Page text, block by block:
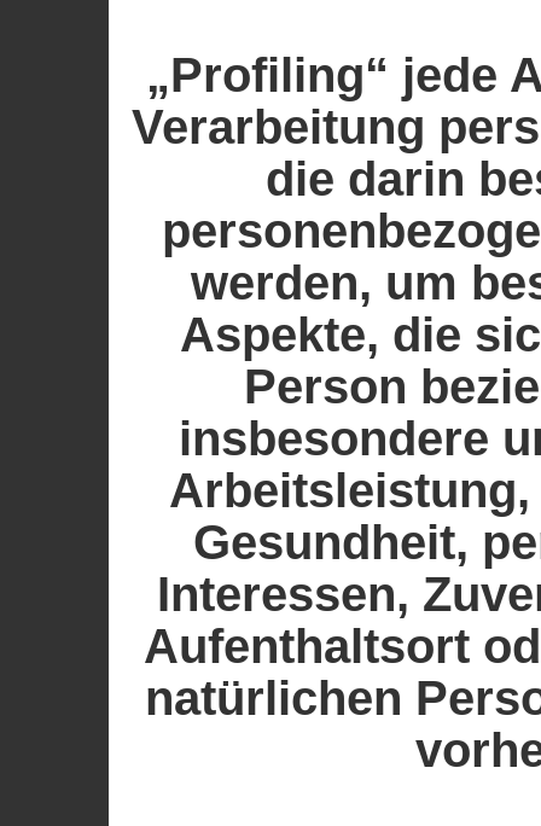
„Profiling“ jede
Verarbeitung
die darin
werden, um
Aspekte, die
Person
insbesondere
Gesundheit,
Interessen,
Aufenthaltsort
natürlichen